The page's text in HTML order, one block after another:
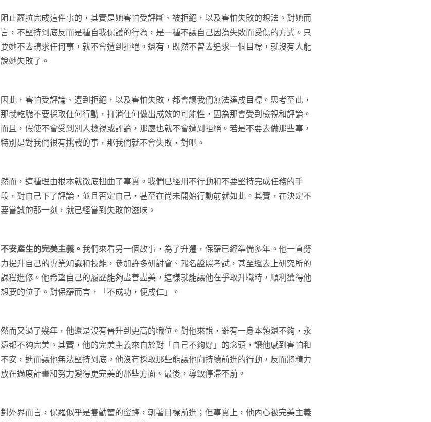
阻止蘿拉完成這件事的，其實是她害怕受評斷、被拒絕，以及害怕失敗的想法。對她而
言，不堅持到底反而是種自我保護的行為，是一種不讓自己因為失敗而受傷的方式。只
要她不去請求任何事，就不會遭到拒絕。還有，既然不曾去追求一個目標，就沒有人能
說她失敗了。
因此，害怕受評論、遭到拒絕，以及害怕失敗，都會讓我們無法達成目標。思考至此，
那就乾脆不要採取任何行動，打消任何做出成效的可能性，因為那會受到檢視和評論。
而且，假使不會受到別人檢視或評論，那麼也就不會遭到拒絕。若是不要去做那些事，
特別是對我們很有挑戰的事，那我們就不會失敗，對吧。
然而，這種理由根本就徹底扭曲了事實。我們已經用不行動和不要堅持完成任務的手
段，對自己下了評論，並且否定自己，甚至在尚未開始行動前就如此。其實，在決定不
要嘗試的那一刻，就已經嘗到失敗的滋味。
不安產生的完美主義。 我們來看另一個故事，為了升遷，保羅已經準備多年。他一直努
力提升自己的專業知識和技能，參加許多研討會、報名證照考試，甚至還去上研究所的
課程進修。他希望自己的履歷能夠盡善盡美，這樣就能讓他在爭取升職時，順利獲得他
想要的位子。對保羅而言，「不成功，便成仁」。
然而又過了幾年，他還是沒有晉升到更高的職位。對他來說，雖有一身本領還不夠，永
遠都不夠完美。其實，他的完美主義來自於對「自己不夠好」的念頭，讓他感到害怕和
不安，進而讓他無法堅持到底。他沒有採取那些能讓他向持續前進的行動，反而將精力
放在過度計畫和努力變得更完美的那些方面。最後，導致停滯不前。
對外界而言，保羅似乎是隻勤奮的蜜蜂，朝著目標前進；但事實上，他內心被完美主義